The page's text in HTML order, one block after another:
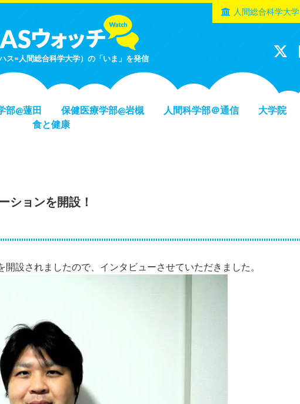
ス=人間総合科学大学）の「いま」を発信
部@蓮田 保健医療学部@岩槻 人間科学部＠通信 大学院
食と健康
人間総合科学大学
ションを開設！
設されましたので、インタビューさせていただきました。